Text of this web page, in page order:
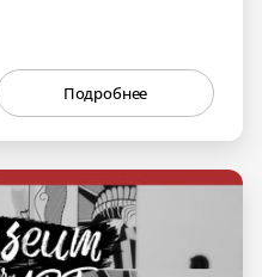
Подробнее